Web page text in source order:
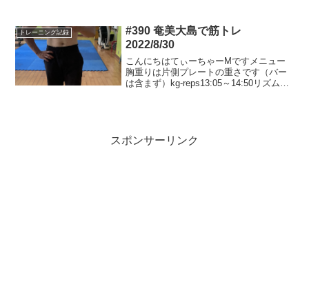
ろすだけ懸垂パラレル...
トレーニング記録
#390 奄美大島で筋トレ
2022/8/30
こんにちはてぃーちゃーMですメニュー
胸重りは片側プレートの重さです（バー
は含まず）kg-reps13:05～14:50リズム良
スポンサーリンク